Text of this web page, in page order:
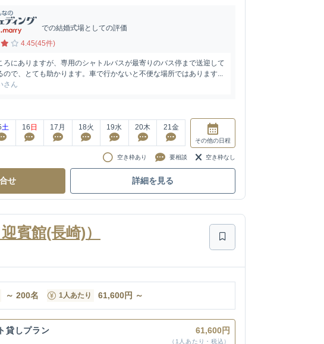
での結婚式場としての評価
4.45(45件)
ろにありますが、専用のシャトルバスが最寄りのバス停まで送迎して
ので、とても助かります。車で行かないと不便な場所ではあります...
さん
土 16 日 17 月 18火 19水 20木 21金
その他の日程
空き枠あり 要相談 空き枠なし
せ 詳細を見る
賓館(長崎)）
～ 200名 1人あたり 61,600円 ～
貸しプラン 61,600円
（1人あたり・税込）